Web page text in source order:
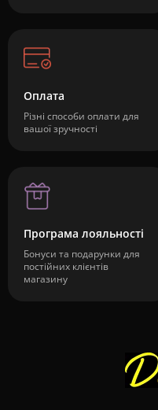
Оплата
Різні способи оплати для
вашої зручності
Програма лояльності
Бонуси та подарунки для
постійних клієнтів
магазину